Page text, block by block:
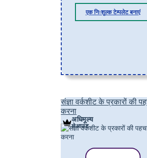
एक निःशुल्क टेम्पलेट बनाएं
संज्ञा वर्कशीट के प्रकारों की
करना
अधिमूल्य
लेआउट